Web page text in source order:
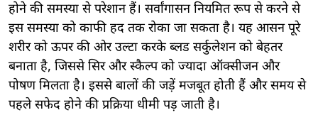
होने की समस्या से परेशान हैं। सर्वांगासन नियमित रूप से करने से
इस समस्या को काफी हद तक रोका जा सकता है। यह आसन पूरे
शरीर को ऊपर की ओर उल्टा करके ब्लड सर्कुलेशन को बेहतर
बनाता है, जिससे सिर और स्कैल्प को ज्यादा ऑक्सीजन और
पोषण मिलता है। इससे बालों की जड़ें मजबूत होती हैं और समय से
पहले सफेद होने की प्रक्रिया धीमी पड़ जाती है।